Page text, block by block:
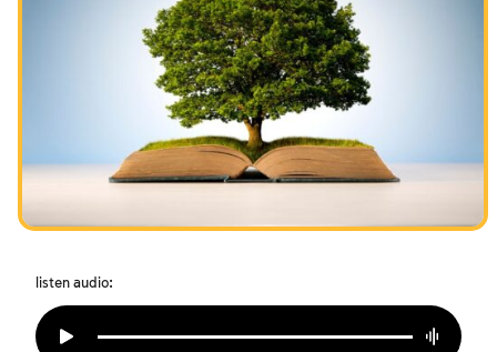
Das Fasten der Zerstörung
Amtseinführung
listen audio: